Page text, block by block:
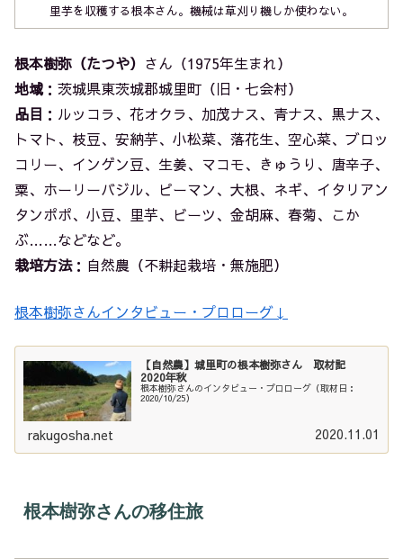
里芋を収穫する根本さん。機械は草刈り機しか使わない。
根本樹弥（たつや） さん（1975年生まれ）
地域：茨城県東茨城郡城里町（旧・七会村）
品目 ：ルッコラ、花オクラ、加茂ナス、青ナス、黒ナス、
トマト、枝豆、安納芋、小松菜、落花生、空心菜、ブロッ
コリー、インゲン豆、生姜、マコモ、きゅうり、唐辛子、
粟、ホーリーバジル、ピーマン、大根、ネギ、イタリアン
タンポポ、小豆、里芋、ビーツ、金胡麻、春菊、こか
ぶ……などなど。
栽培方法：自然農（不耕起栽培・無施肥）
根本樹弥さんインタビュー・プロローグ↓
【自然農】城里町の根本樹弥さん 取材記
2020年秋
根本樹弥さんのインタビュー・プロローグ（取材日：
2020/10/25）
rakugosha.net 2020.11.01
根本樹弥さんの移住旅